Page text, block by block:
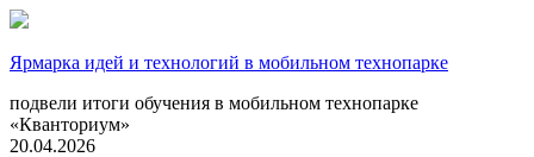
Ярмарка идей и технологий в мобильном технопарке
подвели итоги обучения в мобильном технопарке
«Кванториум»
20.04.2026